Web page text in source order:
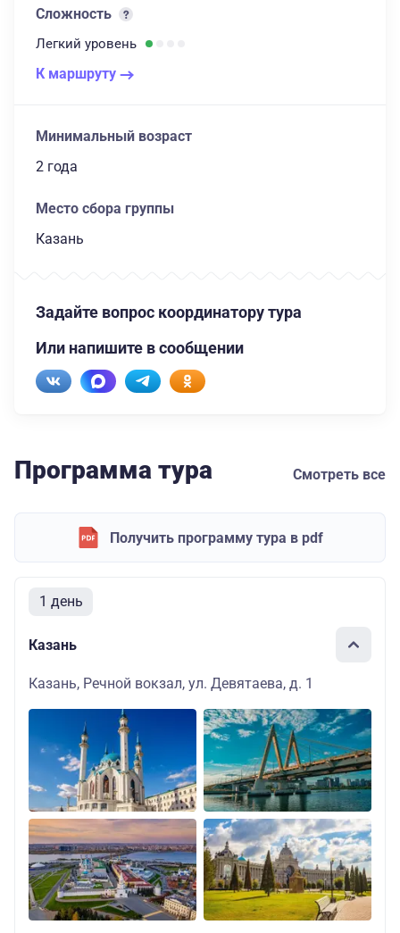
Сложность
Легкий уровень
К маршруту
Минимальный возраст
2 года
Место сбора группы
Казань
Задайте вопрос координатору тура
Или напишите в сообщении
Программа тура Смотреть все
Получить программу тура в pdf
1 день
Казань
Казань, Речной вокзал, ул. Девятаева, д. 1